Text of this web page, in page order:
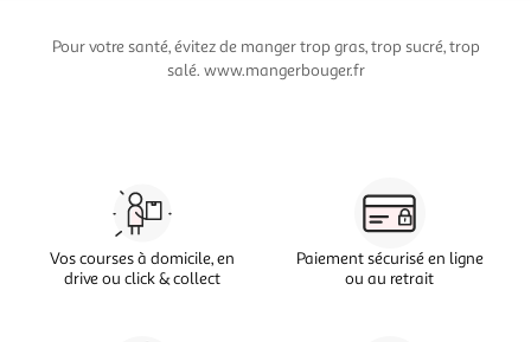
Pour votre santé, évitez de manger trop gras, trop sucré, trop
salé. www.mangerbouger.fr
Vos courses à domicile, en
drive ou click & collect
Paiement sécurisé en ligne
ou au retrait